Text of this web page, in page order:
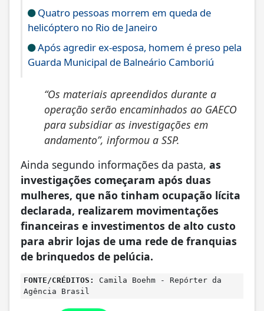
Quatro pessoas morrem em queda de
helicóptero no Rio de Janeiro
Após agredir ex-esposa, homem é preso pela
Guarda Municipal de Balneário Camboriú
“Os materiais apreendidos durante a
operação serão encaminhados ao GAECO
para subsidiar as investigações em
andamento”, informou a SSP.
Ainda segundo informações da pasta, as
investigações começaram após duas
mulheres, que não tinham ocupação lícita
declarada, realizarem movimentações
financeiras e investimentos de alto custo
para abrir lojas de uma rede de franquias
de brinquedos de pelúcia.
FONTE/CRÉDITOS:
Camila Boehm - Repórter da
Agência Brasil